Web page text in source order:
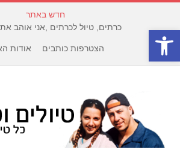
פתח סרגל נגישות
חדש באתר
כרתים, טיול לכרתים ,אני אוהב
הצטרפות כותבים אודות